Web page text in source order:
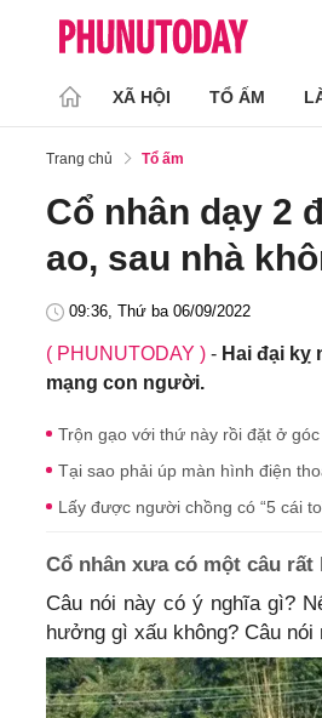
XÃ HỘI TỔ ẤM
Trang chủ Tổ ấm
Cổ nhân dạy 2
ao, sau nhà
09:36, Thứ ba 06/09/2022
( PHUNUTODAY ) - Hai đại kỵ
mạng con người.
Trộn gạo với thứ này rồi đặt ở
Tại sao phải úp màn hình điện
Lấy được người chồng có “5 cái
Cổ nhân xưa có một câu
Câu nói này có ý nghĩa gì?
hưởng gì xấu không? Câu